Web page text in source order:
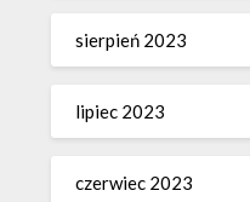
sierpień 2023
lipiec 2023
czerwiec 2023